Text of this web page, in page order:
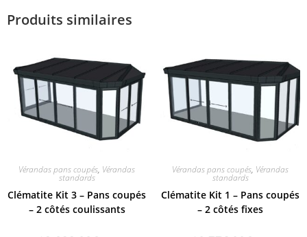
Produits similaires
Vérandas pans coupés, Vérandas
standards
Clématite Kit 3 – Pans coupés
– 2 côtés coulissants
Vérandas pans coupés, Vérandas
standards
Clématite Kit 1 – Pans coupés
– 2 côtés fixes